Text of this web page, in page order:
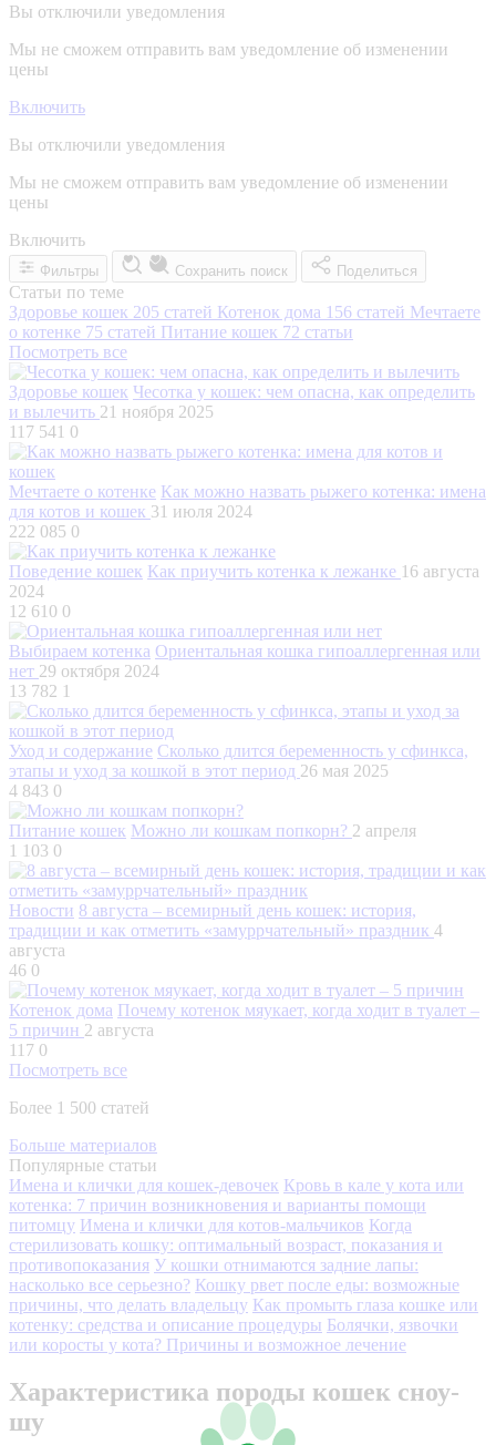
Вы отключили уведомления
Мы не сможем отправить вам уведомление об изменении
цены
Включить
Вы отключили уведомления
Мы не сможем отправить вам уведомление об изменении
цены
Включить
Фильтры Сохранить поиск Поделиться
Статьи по теме
Здоровье кошек 205 статей Котенок дома 156 статей Мечтаете
о котенке 75 статей Питание кошек 72 статьи
Посмотреть все
Здоровье кошек Чесотка у кошек: чем опасна, как определить
и вылечить 21 ноября 2025
117 541 0
Мечтаете о котенке Как можно назвать рыжего котенка: имена
для котов и кошек 31 июля 2024
222 085 0
Поведение кошек Как приучить котенка к лежанке 16 августа
2024
12 610 0
Выбираем котенка Ориентальная кошка гипоаллергенная или
нет 29 октября 2024
13 782 1
Уход и содержание Сколько длится беременность у сфинкса,
этапы и уход за кошкой в этот период 26 мая 2025
4 843 0
Питание кошек Можно ли кошкам попкорн? 2 апреля
1 103 0
Новости 8 августа – всемирный день кошек: история,
традиции и как отметить «замуррчательный» праздник 4
августа
46 0
Котенок дома Почему котенок мяукает, когда ходит в туалет –
5 причин 2 августа
117 0
Посмотреть все
Более 1 500 статей
Больше материалов
Популярные статьи
Имена и клички для кошек-девочек Кровь в кале у кота или
котенка: 7 причин возникновения и варианты помощи
питомцу Имена и клички для котов-мальчиков Когда
стерилизовать кошку: оптимальный возраст, показания и
противопоказания У кошки отнимаются задние лапы:
насколько все серьезно? Кошку рвет после еды: возможные
причины, что делать владельцу Как промыть глаза кошке или
котенку: средства и описание процедуры Болячки, язвочки
или коросты у кота? Причины и возможное лечение
Характеристика породы кошек сноу-
шу